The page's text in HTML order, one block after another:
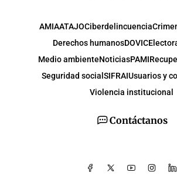
Contáctanos
AMIAATAJOCiberdelincuencia
Derechos humanosDOVIC
Medio ambienteNoticiasPAMI
Seguridad social SIFRAIUsuarios y
Violencia institucional